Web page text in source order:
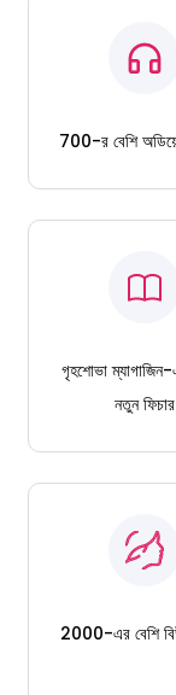
700-র বেশি
গৃহশোভা
নতুন ফিচার
2000-এর বেশি